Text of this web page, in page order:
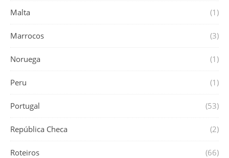
Malta (1)
Marrocos (3)
Noruega (1)
Peru (1)
Portugal (53)
República Checa (2)
Roteiros (66)